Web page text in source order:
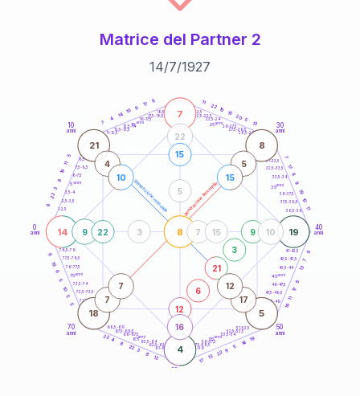
Matrice del Partner 2
14/7/1927
generazione maschile generazione femminile
0
anni
10
anni
30
anni
40
anni
50
anni
60
70
anni
1-2,5
2,5-3,5
3,5-4
6-7,5
7,5-8,5
8,5-9
11-12,5
12,5-13,5
13,5-14
16-17,5
17,5-18,5
18,5-19 21-22,5
22,5-23,5
23,5-24
26-27,5
27,5-28,5
28,5-29
31-32,5
32,5-33,5
33,5-34
36-37,5
37,5-38,5
38,5-39
41-42,5
42,5-43,5
43,5-44
46-47,5
47,5-48,5
48,5-49
51-52,5
52,5-53,5
53,5-54
56-57,5
57,5-58,5
58,5-59
61-62,5
62,5-63,5
63,5-64
66-67,5
67,5-68,5
68,5-69
71-72,5
72,5-73,5
73,5-74
76-77,5
77,5-78,5
78,5-79
9
22
3
8
19
11
5
7
4
14
10
9
17
6 11
22 10
15
20 5
13
7
17
8
9
19
10
11
8
7
13
6
17
11
16
19
14
5
9
22
13
17
12
8
3
22
8
4
22
5
5
10
5
6
19
6
14
7
19
4
8
21 8
18 5
12
6
21
3
9
9
22
10
16
22
15
7 15
3
5
4
10
5
15
7
7
17
12
5anni
15 anni 25anni
35anni
45anni
55anni
65anni
75anni